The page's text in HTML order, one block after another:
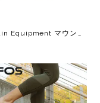
Mountain Equipment マウンテンイクイップメント PACKABLE EASY PANTS/パッカブル イージーパンツ 427400 メンズ・レディース ロングパンツ